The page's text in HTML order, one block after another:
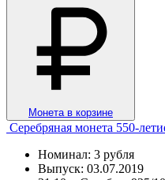
Монета в корзине
Серебряная монета 550-
Номинал: 3 рубля
Выпуск: 03.07.2019